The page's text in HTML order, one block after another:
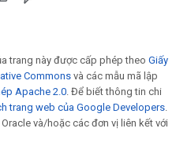
trang này được cấp phép theo Giấy
Commons và các mẫu mã lập
Apache 2.0. Để biết thông tin chi
trang web của Google Developers.
và/hoặc các đơn vị liên kết với